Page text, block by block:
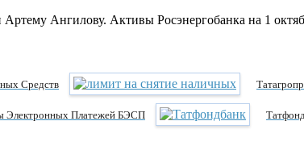
Ангилову. Активы Росэнергобанка на 1
Средств
Электронных Платежей БЭСП